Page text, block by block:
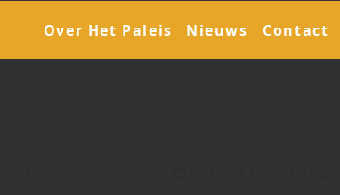
Over Het Paleis Nieuws Contact